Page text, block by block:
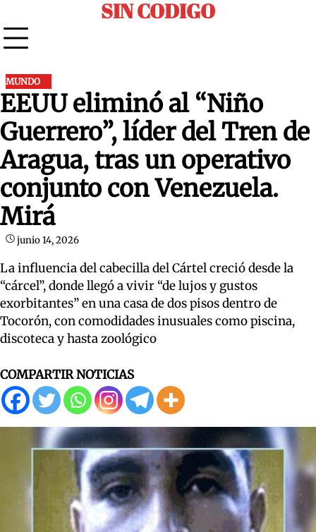
to
content
SIN CODIGO
MUNDO
EEUU eliminó al “Niño
Guerrero”, líder del Tren de
Aragua, tras un operativo
conjunto con Venezuela.
Mirá
junio 14, 2026
La influencia del cabecilla del Cártel creció desde la
“cárcel”, donde llegó a vivir “de lujos y gustos
exorbitantes” en una casa de dos pisos dentro de
Tocorón, con comodidades inusuales como piscina,
discoteca y hasta zoológico
COMPARTIR NOTICIAS